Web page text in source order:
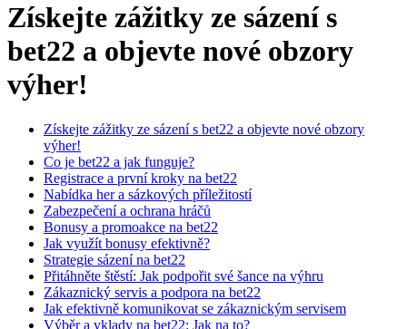
Získejte zážitky ze sázení s
bet22 a objevte nové obzory
výher!
Získejte zážitky ze sázení s bet22 a objevte nové obzory
výher!
Co je bet22 a jak funguje?
Registrace a první kroky na bet22
Nabídka her a sázkových příležitostí
Zabezpečení a ochrana hráčů
Bonusy a promoakce na bet22
Jak využít bonusy efektivně?
Strategie sázení na bet22
Přitáhněte štěstí: Jak podpořit své šance na výhru
Zákaznický servis a podpora na bet22
Jak efektivně komunikovat se zákaznickým servisem
Výběr a vklady na bet22: Jak na to?